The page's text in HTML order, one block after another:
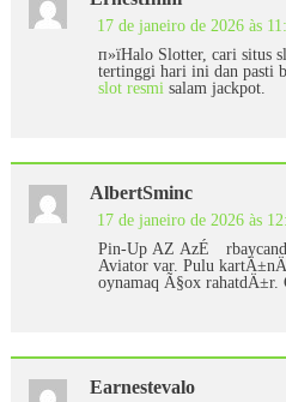
17 de janeiro de 2026 às
п»їHalo Slotter, cari situs
tertinggi hari ini dan pasti
slot resmi salam jackpot.
AlbertSminc
17 de janeiro de 2026 às
Pin-Up AZ
Aviator var. Pulu
oynamaq Ã§ox
Earnestevalo